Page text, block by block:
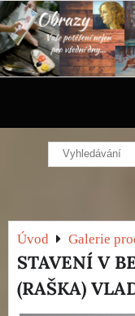
Úvod Galerie
STAVENÍ V
(RAŠKA)